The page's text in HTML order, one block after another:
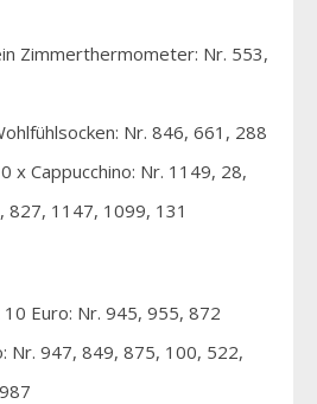
Zimmerthermometer: Nr. 553,
Nr. 846, 661, 288
x Cappucchino: Nr. 1149, 28,
827, 1147, 1099, 131
Euro: Nr. 945, 955, 872
Nr. 947, 849, 875, 100, 522,